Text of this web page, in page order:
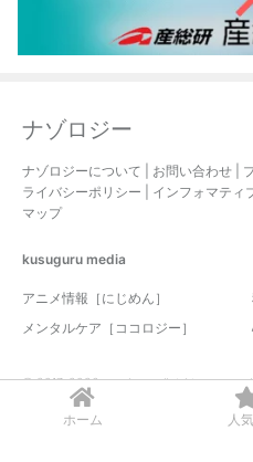
ホーム 人
ナゾロジー
ナゾロジーについて お問い合わせ
ライバシーポリシー
インフォマティ
マップ
kusuguru media
アニメ情報［にじめん］
メンタルケア［ココロジー］
© 2017-2026 nazology. all rights